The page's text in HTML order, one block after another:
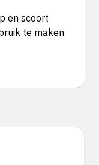
en scoort
te maken